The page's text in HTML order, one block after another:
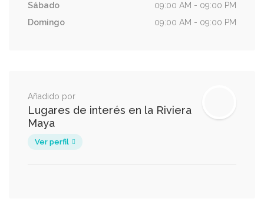
Sábado
09:00 AM - 09:00 PM
Domingo
09:00 AM - 09:00 PM
Añadido por
Lugares de interés en la Riviera
Maya
Ver perfil